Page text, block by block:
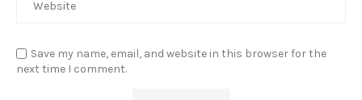
Save my name, email, and website in this browser for the
next time I comment.